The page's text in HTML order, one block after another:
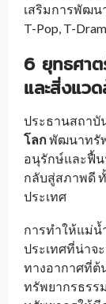
เสริมการพัฒน
T-Pop, T-
6 ยุทธศา
และสิ่งแว
ประธานสถาบั
โลก พัฒนาทรั
อนุรักษ์และฟื้
กลับสู่สภาพดี
ประเทศ
การทำให้แม่น้
ประเทศที่น่าจ
ทางอากาศที่ต้
ทรัพยากรธรร